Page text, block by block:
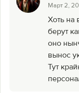
Mарт 2,
Хоть на
берут
оно
вынос
Тут